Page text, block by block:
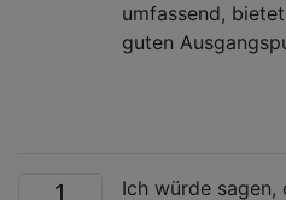
umfassend,
guten
1
Ich würde sagen,